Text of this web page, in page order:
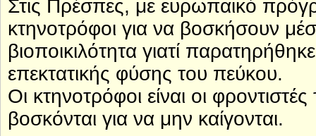
Στις Πρέσπες, με ευρωπαικό
κτηνοτρόφοι για να βοσκήσουν
βιοποικιλότητα γιατί
επεκτατικής φύσης του πεύκου.
Οι κτηνοτρόφοι είναι οι
βοσκόνται για να μην καίγονται.